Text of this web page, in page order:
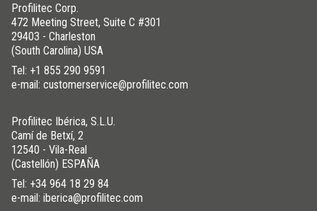
Profilitec Corp.
472 Meeting Street, Suite C #301
29403 - Charleston
(South Carolina) USA
Tel: +1 855 290 9591
e-mail: customerservice@profilitec.com
Profilitec Ibérica, S.L.U.
Camí de Betxí, 2
12540 - Vila-Real
(Castellón) ESPAÑA
Tel: +34 964 18 29 84
e-mail: iberica@profilitec.com